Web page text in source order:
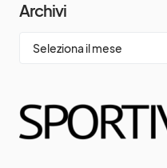
Archivi